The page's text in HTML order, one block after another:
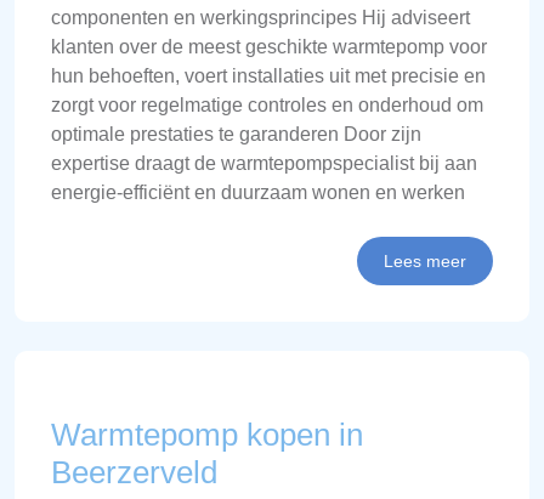
componenten en werkingsprincipes Hij adviseert
klanten over de meest geschikte warmtepomp voor
hun behoeften, voert installaties uit met precisie en
zorgt voor regelmatige controles en onderhoud om
optimale prestaties te garanderen Door zijn
expertise draagt de warmtepompspecialist bij aan
energie-efficiënt en duurzaam wonen en werken
Lees meer
Warmtepomp kopen in
Beerzerveld